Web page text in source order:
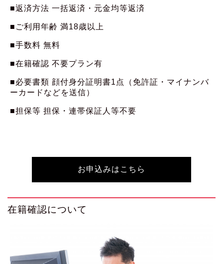
■返済方法 一括返済・元金均等返済
■ご利用年齢 満18歳以上
■手数料 無料
■在籍確認 不要プラン有
■必要書類 顔付身分証明書1点（免許証・マイナンバ
ーカードなどを送信）
■担保等 担保・連帯保証人等不要
お申込みはこちら
在籍確認について